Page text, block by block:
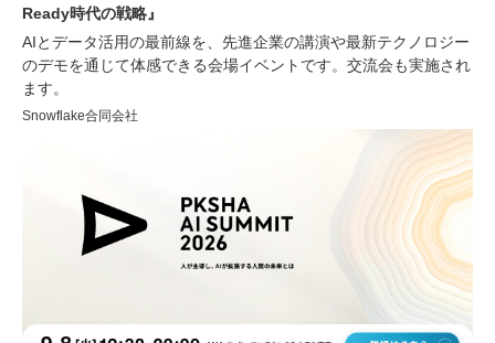
Ready時代の戦略』
AIとデータ活用の最前線を、先進企業の講演や最新テクノロジー
のデモを通じて体感できる会場イベントです。交流会も実施され
ます。
Snowflake合同会社